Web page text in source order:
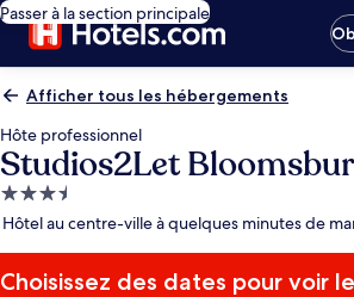
Passer à la section principale
Afficher tous les hébergements
Hôte professionnel
Studios2Let
Hébergement
3.5 étoiles
Hôtel au centre-ville à quelques minutes de
Choisissez des dates pour voir